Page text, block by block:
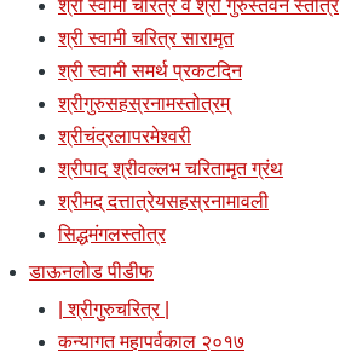
श्री स्वामी चरित्र व श्री गुरुस्तवन स्तोत्र
श्री स्वामी चरित्र सारामृत
श्री स्वामी समर्थ प्रकटदिन
श्रीगुरुसहस्रनामस्तोत्रम्
श्रीचंद्रलापरमेश्वरी
श्रीपाद श्रीवल्लभ चरितामृत ग्रंथ
श्रीमद् दत्तात्रेयसहस्रनामावली
सिद्धमंगलस्तोत्र
डाऊनलोड पीडीफ
| श्रीगुरुचरित्र |
कन्यागत महापर्वकाल २०१७